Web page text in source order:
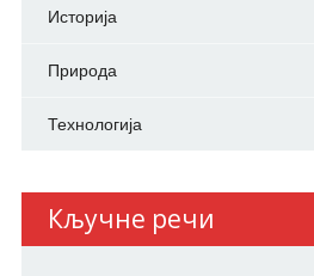
Историја
Природа
Технологија
Кључне речи